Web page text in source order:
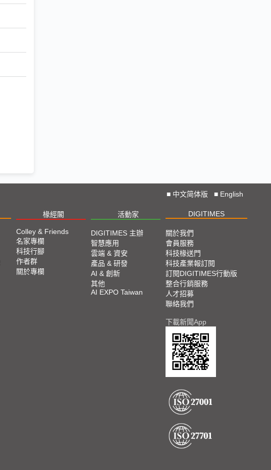
■ 中文简体版 ■ English
椽經閣 活動家 DIGITIMES
Colley & Friends
名家專欄
科技行腳
作者群
關於專欄
DIGITIMES 主辦
智慧應用
雲端 & 資安
產品 & 研發
AI & 創新
其他
AI EXPO Taiwan
關於我們
會員服務
科技椽送門
科技產業報訂閱
訂閱DIGITIMES行動版
整合行銷服務
人才招募
聯絡我們
下載新聞App